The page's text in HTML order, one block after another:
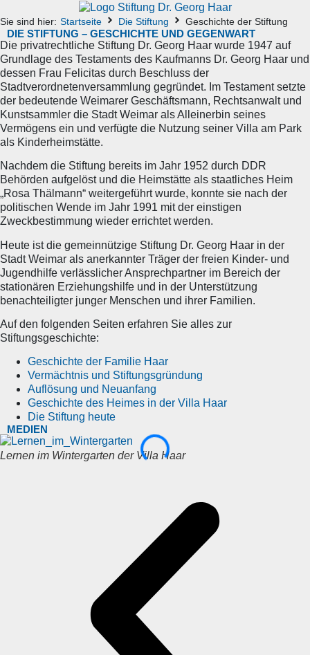
Sie sind hier: Startseite Die Stiftung Geschichte der Stiftung
DIE STIFTUNG – GESCHICHTE UND GEGENWART
Die privatrechtliche Stiftung Dr. Georg Haar wurde 1947 auf
Grundlage des Testaments des Kaufmanns Dr. Georg Haar und
dessen Frau Felicitas durch Beschluss der
Stadtverordnetenversammlung gegründet. Im Testament setzte
der bedeutende Weimarer Geschäftsmann, Rechtsanwalt und
Kunstsammler die Stadt Weimar als Alleinerbin seines
Vermögens ein und verfügte die Nutzung seiner Villa am Park
als Kinderheimstätte.
Nachdem die Stiftung bereits im Jahr 1952 durch DDR
Behörden aufgelöst und die Heimstätte als staatliches Heim
„Rosa Thälmann“ weitergeführt wurde, konnte sie nach der
politischen Wende im Jahr 1991 mit der einstigen
Zweckbestimmung wieder errichtet werden.
Heute ist die gemeinnützige Stiftung Dr. Georg Haar in der
Stadt Weimar als anerkannter Träger der freien Kinder- und
Jugendhilfe verlässlicher Ansprechpartner im Bereich der
stationären Erziehungshilfe und in der Unterstützung
benachteiligter junger Menschen und ihrer Familien.
Auf den folgenden Seiten erfahren Sie alles zur
Stiftungsgeschichte:
Geschichte der Familie Haar
Vermächtnis und Stiftungsgründung
Auflösung und Neuanfang
Geschichte des Heimes in der Villa Haar
Die Stiftung heute
MEDIEN
Lernen im Wintergarten der Villa Haar